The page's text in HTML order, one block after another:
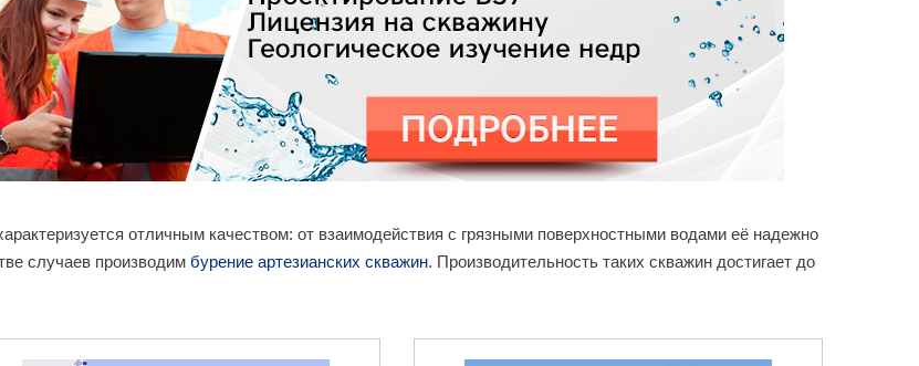
отличным качеством: от взаимодействия с грязными поверхностными водами её надежно
случаев производим бурение артезианских скважин. Производительность таких скважин достигает до